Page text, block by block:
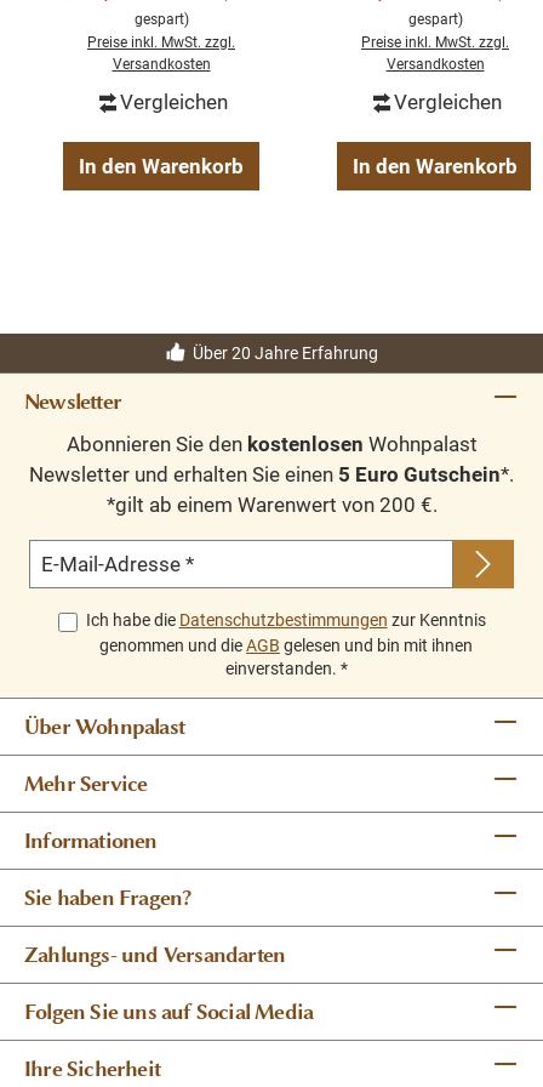
gespart)
Preise inkl. MwSt. zzgl.
Versandkosten
Vergleichen
In den Warenkorb
Brown inkl. Kissen
gespart)
Preise inkl. MwSt. zzgl.
Versandkosten
Vergleichen
In den Warenkorb
Über 20 Jahre Erfahrung
Newsletter
Abonnieren Sie den kostenlosen Wohnpalast
Newsletter und erhalten Sie einen 5 Euro Gutschein*.
*gilt ab einem Warenwert von 200 €.
E-Mail-Adresse *
Ich habe die Datenschutzbestimmungen zur Kenntnis
genommen und dieAGB gelesen und bin mit ihnen
einverstanden. *
Über Wohnpalast
Mehr Service
Informationen
Sie haben Fragen?
Zahlungs- und Versandarten
Folgen Sie uns auf Social Media
Ihre Sicherheit